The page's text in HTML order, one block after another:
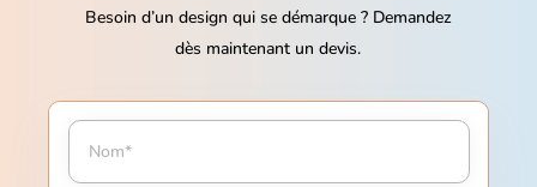
Besoin d’un design qui se démarque ? Demandez
dès maintenant un devis.